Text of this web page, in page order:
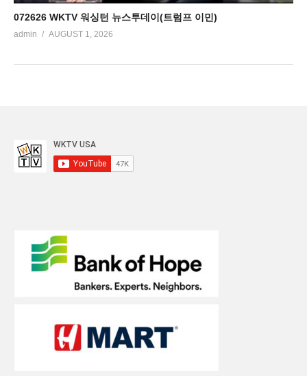
072626 WKTV 워싱턴 뉴스투데이(트럼프 이민)
admin AUGUST 1, 2026